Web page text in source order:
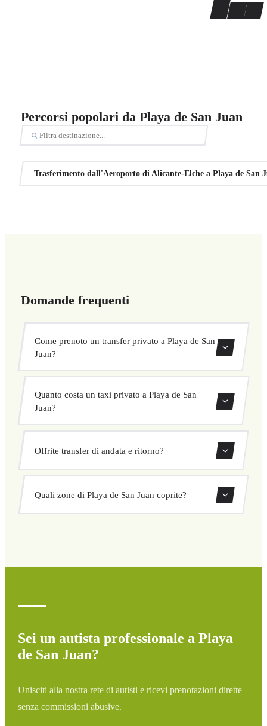
Percorsi popolari da Playa de San Juan
Trasferimento dall'Aeroporto di Alicante-Elche a Playa de San
Domande frequenti
Come prenoto un transfer privato a Playa de San
Juan?
confermare subito il tuo transfer. Scegli ritiro e
fisso.
Quanto costa un taxi privato a Playa de San
Juan?
prezzo fisso concordato prima della partenza. Nessun costo
nascosto né sorprese. Consulta il tuo prezzo subito nel
Offrite transfer di andata e ritorno?
ritorno direttamente dal nostro sistema di prenotazione.
Quali zone di Playa de San Juan coprite?
Sei un autista professionale a Playa
de San Juan?
Unisciti alla nostra rete di autisti e ricevi prenotazioni dirette
senza commissioni abusive.